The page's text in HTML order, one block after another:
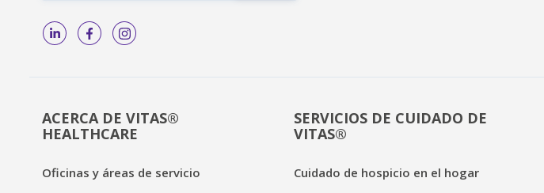
ACERCA DE VITAS®
HEALTHCARE
Oficinas y áreas de servicio
SERVICIOS DE CUIDADO DE
VITAS®
Cuidado de hospicio en el hogar